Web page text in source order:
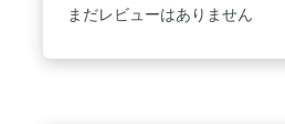
まだレビューはありません